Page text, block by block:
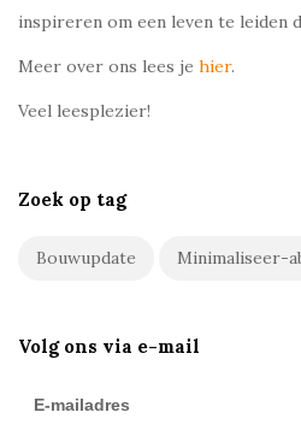
inspireren om een leven te leiden
Meer over ons lees je hier.
Veel leesplezier!
Zoek op tag
Bouwupdate Minimaliseer-
Volg ons via e-mail
E-mailadres